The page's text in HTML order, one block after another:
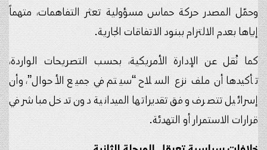
وحمّل المصدر حركة حماس مسؤولية تعثر التفاهمات، متهماً
إياها بعدم الالتزام ببنود الاتفاقات الجارية.
كما نُقل عن الإدارة الأمريكية، بحسب التصريحات الواردة،
تأكيدها أن ملف نزع السلاح “سيتم في جميع الأحوال”، وأن
إسرائيل تتصرف وفق تقديراتها الميدانية دون تدخل مباشر في
قرارات الاستمرار أو التهدئة.